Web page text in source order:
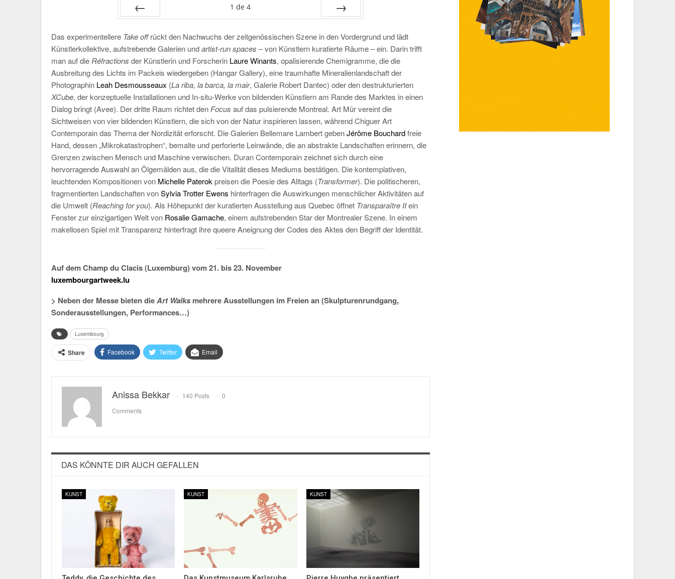
1 de 4
Das experimentellere Take offrückt den Nachwuchs der zeitgenössischen Szene in den Vordergrund und lädt
Künstlerkollektive, aufstrebende Galerien undartist-run spaces – von Künstlern kuratierte Räume– ein. Darin trifft
man auf die Réfractions der Künstlerin und Forscherin Laure Winants, opalisierende Chemigramme, die die
Ausbreitung des Lichts im Packeis wiedergeben (Hangar Gallery), eine traumhafte Mineralienlandschaft der
Photographin Leah Desmousseaux (La riba, la barca, la mair, Galerie Robert Dantec) oder den destrukturierten
XCube, der konzeptuelle Installationen und In-situ-Werke von bildenden Künstlern am Rande des Marktes in einen
Dialog bringt (Avee). Der dritte Raum richtet den Focus auf das pulsierende Montreal. Art Mûr vereint die
Sichtweisen von vier bildenden Künstlern, die sich von der Natur inspirieren lassen, während Chiguer Art
Contemporain das Thema der Nordizität erforscht. Die Galerien Bellemare Lambert gebenJérôme Bouchardfreie
Hand, dessen „Mikrokatastrophen“, bemalte und perforierte Leinwände, die an abstrakte Landschaften erinnern, die
Grenzen zwischen Mensch und Maschine verwischen. Duran Contemporain zeichnet sich durch eine
hervorragende Auswahl an Ölgemälden aus, die die Vitalität dieses Mediums bestätigen. Die kontemplativen,
leuchtenden Kompositionen von Michelle Paterok preisen die Poesie des Alltags (Transformer). Die politischeren,
fragmentierten Landschaften vonSylvia Trotter Ewens hinterfragen die Auswirkungen menschlicher Aktivitäten auf
die Umwelt (Reaching for you). Als Höhepunkt der kuratierten Ausstellung aus Quebec öffnet Transparaître IIein
Fenster zur einzigartigen Welt von Rosalie Gamache, einem aufstrebenden Star der Montrealer Szene. In einem
makellosen Spiel mit Transparenz hinterfragt ihre queere Aneignung der Codes des Aktes den Begriff der Identität.
Auf dem Champ du Clacis (Luxemburg) vom 21. bis 23. November
luxembourgartweek.lu
> Neben der Messe bieten dieArt Walksmehrere Ausstellungen im Freien an (Skulpturenrundgang,
Sonderausstellungen, Performances…)
Luxembourg
Share Facebook Twitter Email
Anissa Bekkar 140 Posts
0
Comments
DAS KÖNNTE DIR AUCH GEFALLEN
KUNST KUNST KUNST